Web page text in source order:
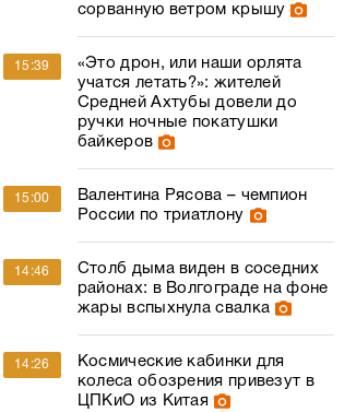
сорванную ветром крышу
15:39
«Это дрон, или наши орлята
учатся летать?»: жителей
Средней Ахтубы довели до
ручки ночные покатушки
байкеров
15:00
Валентина Рясова – чемпион
России по триатлону
14:46
Столб дыма виден в соседних
районах: в Волгограде на фоне
жары вспыхнула свалка
14:26
Космические кабинки для
колеса обозрения привезут в
ЦПКиО из Китая